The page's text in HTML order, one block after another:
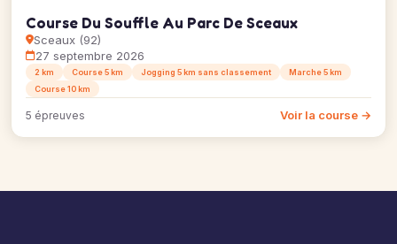
Course Du Souffle Au Parc De Sceaux
Sceaux (92)
27 septembre 2026
2 km Course 5 km Jogging 5 km sans classement
Marche 5 km
Course 10 km
5 épreuves Voir la course →